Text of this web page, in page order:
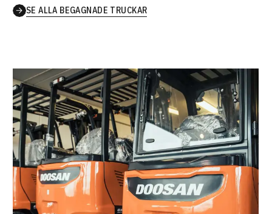
SE ALLA BEGAGNADE TRUCKAR